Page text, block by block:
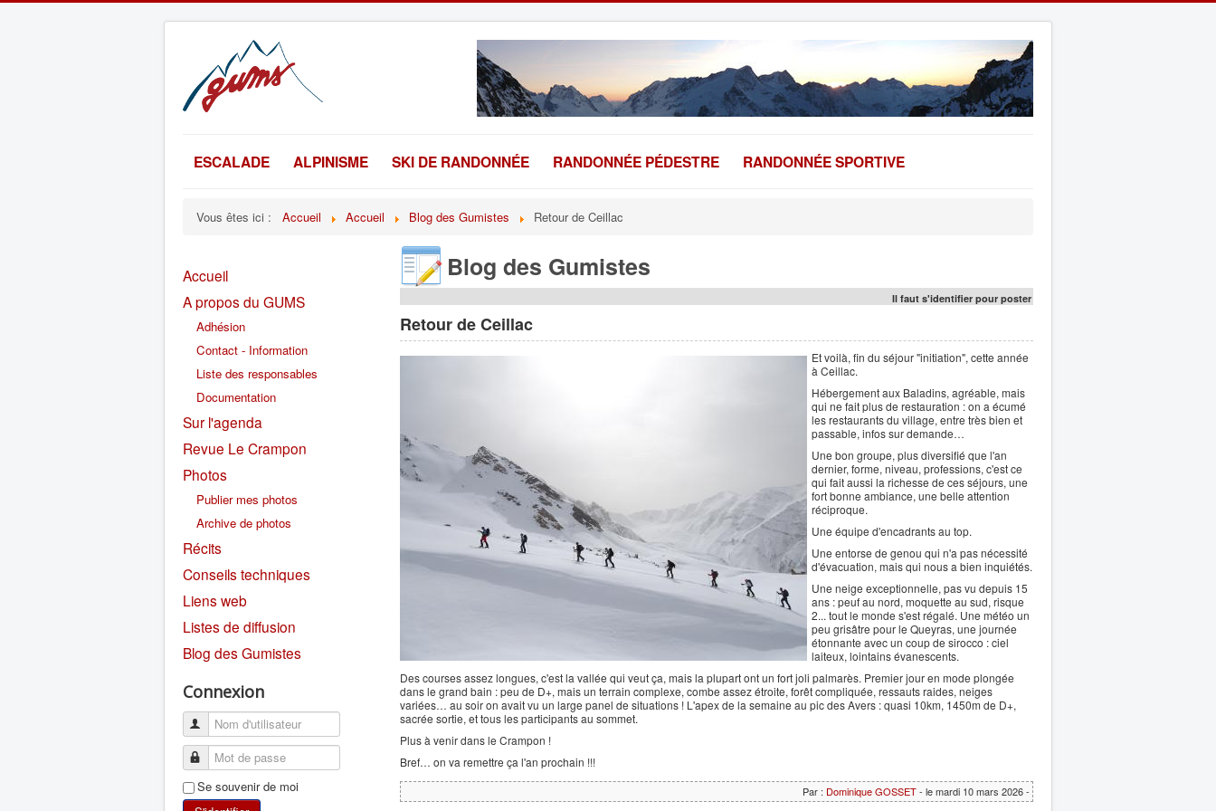
ESCALADE ALPINISME SKI DE RANDONNÉE RANDONNÉE PÉDESTRE RANDONNÉE SPORTIVE
Vous êtes ici : Accueil Accueil Blog des Gumistes Retour de Ceillac
Accueil
A propos du GUMS
Adhésion
Contact - Information
Liste des responsables
Documentation
Sur l'agenda
Revue Le Crampon
Photos
Publier mes photos
Archive de photos
Récits
Conseils techniques
Liens web
Listes de diffusion
Blog des Gumistes
Connexion
Se souvenir de moi
Blog des Gumistes
Il faut s'identifier pour poster
Retour de Ceillac
Et voilà, fin du séjour "initiation", cette année
à Ceillac.
Hébergement aux Baladins, agréable, mais
qui ne fait plus de restauration : on a écumé
les restaurants du village, entre très bien et
passable, infos sur demande…
Une bon groupe, plus diversifié que l'an
dernier, forme, niveau, professions, c'est ce
qui fait aussi la richesse de ces séjours, une
fort bonne ambiance, une belle attention
réciproque.
Une équipe d'encadrants au top.
Une entorse de genou qui n'a pas nécessité
d'évacuation, mais qui nous a bien inquiétés.
Une neige exceptionnelle, pas vu depuis 15
ans : peuf au nord, moquette au sud, risque
2... tout le monde s'est régalé. Une météo un
peu grisâtre pour le Queyras, une journée
étonnante avec un coup de sirocco : ciel
laiteux, lointains évanescents.
Des courses assez longues, c'est la vallée qui veut ça, mais la plupart ont un fort joli palmarès. Premier jour en mode plongée
dans le grand bain : peu de D+, mais un terrain complexe, combe assez étroite, forêt compliquée, ressauts raides, neiges
variées… au soir on avait vu un large panel de situations ! L'apex de la semaine au pic des Avers : quasi 10km, 1450m de D+,
sacrée sortie, et tous les participants au sommet.
Plus à venir dans le Crampon !
Bref… on va remettre ça l'an prochain !!!
Par : Dominique GOSSET- le mardi 10 mars 2026 -